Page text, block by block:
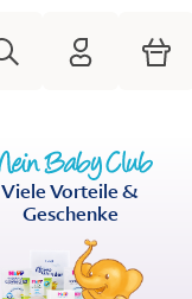
HiPP Mein
Viele Vorteile &
Geschenke